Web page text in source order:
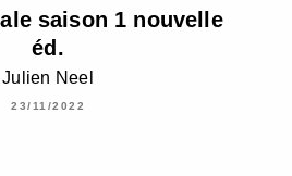
saison 1 nouvelle
éd.
Julien Neel
23/11/2022